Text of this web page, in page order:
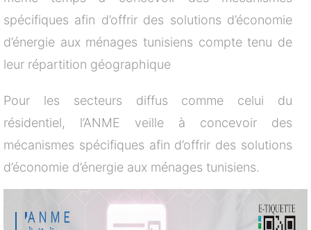
spécifiques afin d’offrir des solutions d’économie
d’énergie aux ménages tunisiens compte tenu de
leur répartition géographique
Pour les secteurs diffus comme celui du
résidentiel, l’ANME veille à concevoir des
mécanismes spécifiques afin d’offrir des solutions
d’économie d’énergie aux ménages tunisiens.